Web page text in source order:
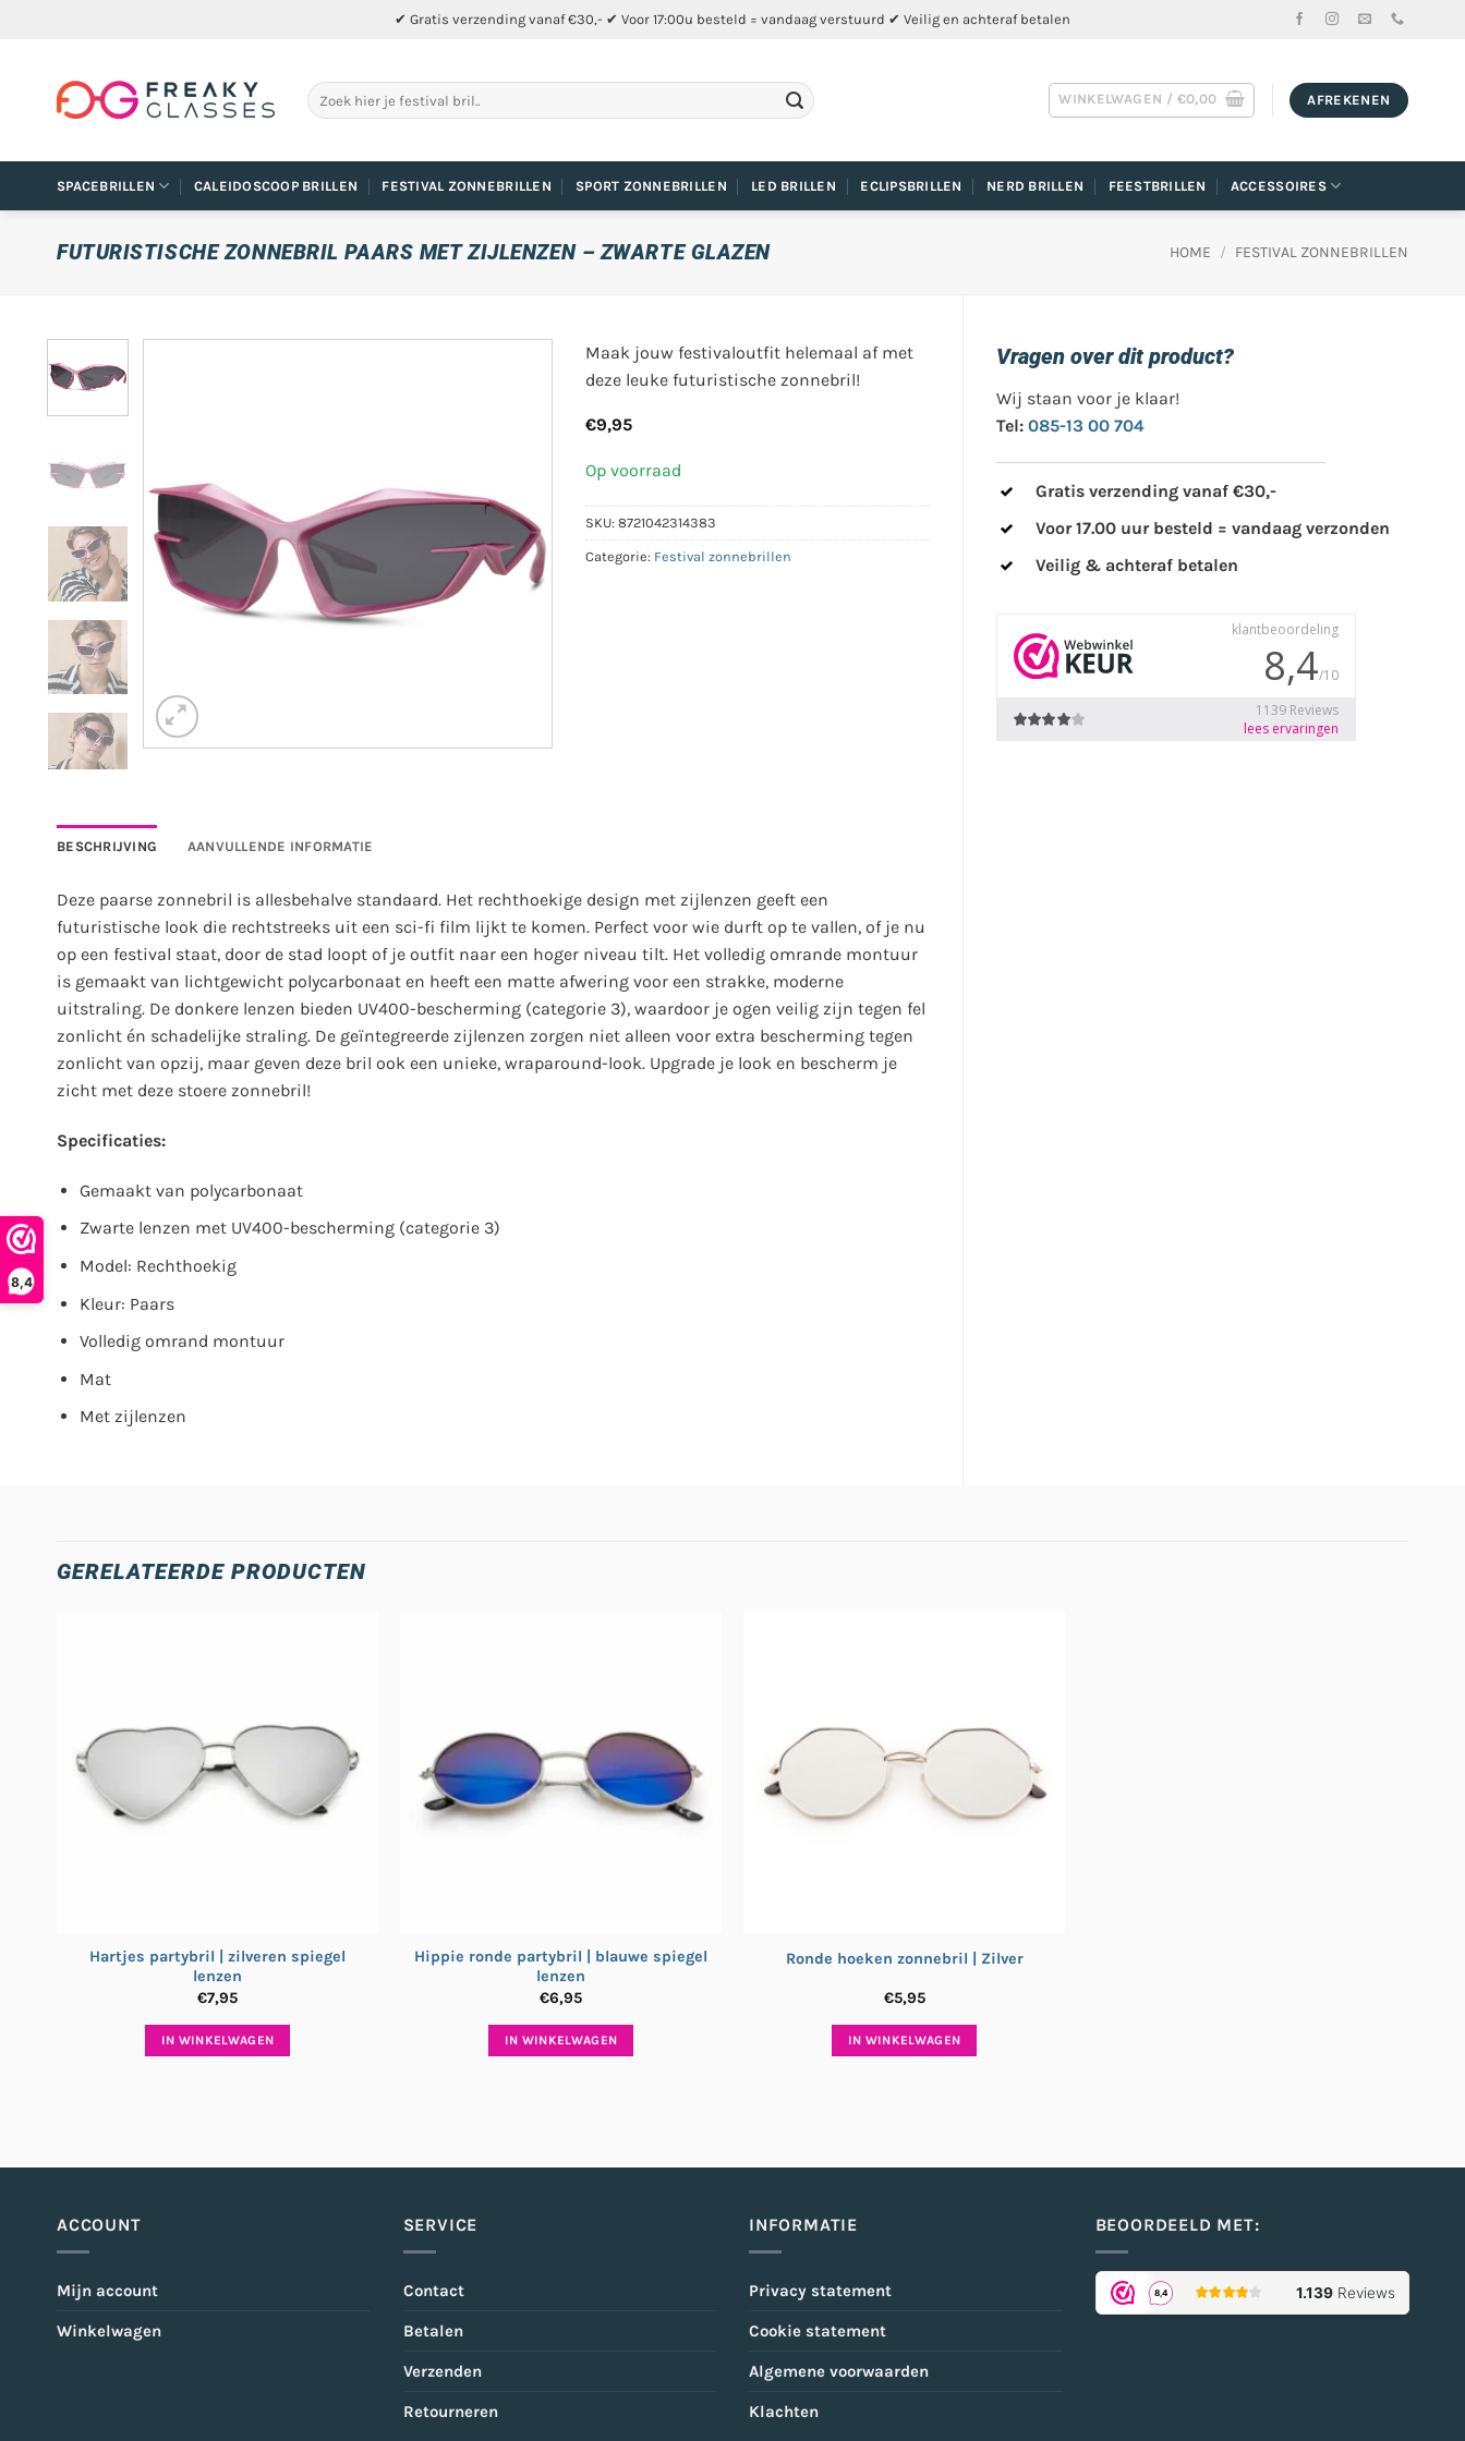
8,4
✔ Gratis verzending vanaf €30,- ✔ Voor 17:00u besteld = vandaag verstuurd ✔ Veilig en achteraf betalen
Zoeken
naar:
WINKELWAGEN / €0,00 AFREKENEN
SPACEBRILLEN CALEIDOSCOOP BRILLEN FESTIVAL ZONNEBRILLEN SPORT ZONNEBRILLEN LED BRILLEN ECLIPSBRILLEN NERD BRILLEN FEESTBRILLEN ACCESSOIRES
FUTURISTISCHE ZONNEBRIL PAARS MET ZIJLENZEN – ZWARTE GLAZEN HOME / FESTIVAL ZONNEBRILLEN
Maak jouw festivaloutfit helemaal af met
deze leuke futuristische zonnebril!
€9,95
Op voorraad
SKU: 8721042314383
Categorie: Festival zonnebrillen
BESCHRIJVING AANVULLENDE INFORMATIE
Deze paarse zonnebril is allesbehalve standaard. Het rechthoekige design met zijlenzen geeft een
futuristische look die rechtstreeks uit een sci-fi film lijkt te komen. Perfect voor wie durft op te vallen, of je nu
op een festival staat, door de stad loopt of je outfit naar een hoger niveau tilt. Het volledig omrande montuur
is gemaakt van lichtgewicht polycarbonaat en heeft een matte afwering voor een strakke, moderne
uitstraling. De donkere lenzen bieden UV400-bescherming (categorie 3), waardoor je ogen veilig zijn tegen fel
zonlicht én schadelijke straling. De geïntegreerde zijlenzen zorgen niet alleen voor extra bescherming tegen
zonlicht van opzij, maar geven deze bril ook een unieke, wraparound-look. Upgrade je look en bescherm je
zicht met deze stoere zonnebril!
Specificaties:
Gemaakt van polycarbonaat
Zwarte lenzen met UV400-bescherming (categorie 3)
Model: Rechthoekig
Kleur: Paars
Volledig omrand montuur
Mat
Met zijlenzen
Vragen over dit product?
Wij staan voor je klaar!
Tel: 085-13 00 704
Gratis verzending vanaf €30,-
Voor 17.00 uur besteld = vandaag verzonden
Veilig & achteraf betalen
GERELATEERDE PRODUCTEN
Hartjes partybril | zilveren spiegel
lenzen
€7,95
IN WINKELWAGEN
Hippie ronde partybril | blauwe spiegel
lenzen
€6,95
IN WINKELWAGEN
Ronde hoeken zonnebril | Zilver
€5,95
IN WINKELWAGEN
ACCOUNT
Mijn account
Winkelwagen
SERVICE
Contact
Betalen
Verzenden
Retourneren
INFORMATIE
Privacy statement
Cookie statement
Algemene voorwaarden
Klachten
BEOORDEELD MET: